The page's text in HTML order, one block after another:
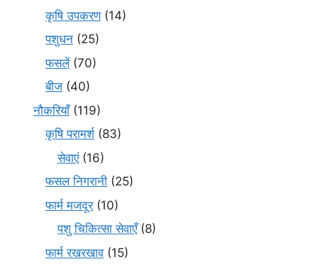
कृषि उपकरण(14)
पशुधन (25)
फसलें(70)
बीज (40)
नौकरियाँ(119)
कृषि परामर्श(83)
सेवाएं(16)
फसल निगरानी (25)
फार्म मजदूर(10)
पशु चिकित्सा सेवाएँ(8)
फार्म रखरखाव(15)